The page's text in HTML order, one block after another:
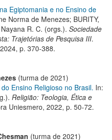
Egiptomania e no Ensino de
Norma de Menezes; BURITY,
R. C. (orgs.). Sociedade
Trajetórias de Pesquisa III.
p. 370-388.
(turma de 2021)
Ensino Religioso no Brasil. In:
Religião: Teologia, Ética e
Uniesmero, 2022, p. 50-72.
(turma de 2021)